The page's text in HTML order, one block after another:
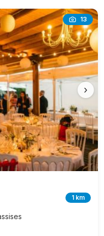
discuter de vos
les disponibilités
L'accessibilité
de ses
de choix pour vos
familiales ou
le département 06.
13
›
1 km